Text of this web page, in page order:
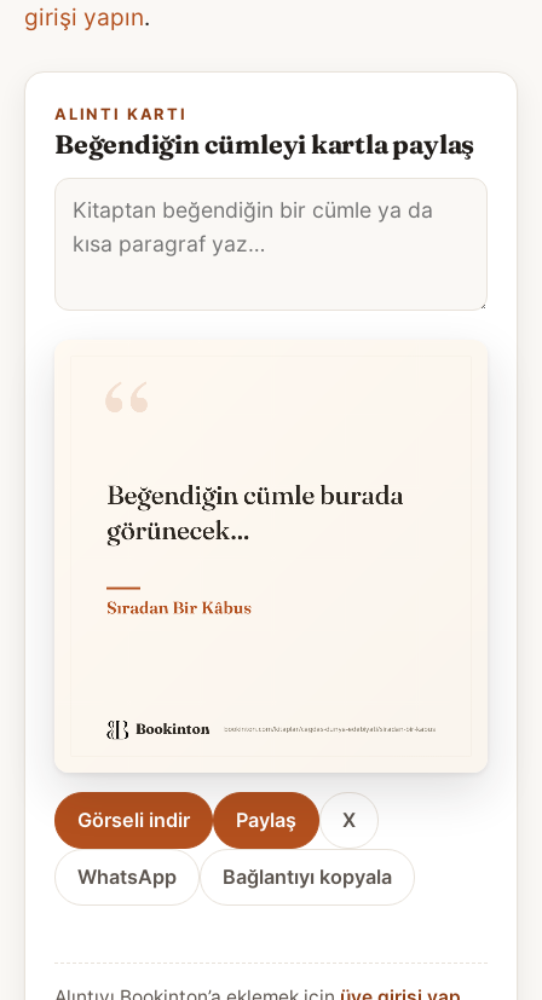
girişi yapın.
ALINTI KARTI
Beğendiğin cümleyi kartla paylaş
Alıntı
metni
Görseli indir Paylaş X
WhatsApp Bağlantıyı kopyala